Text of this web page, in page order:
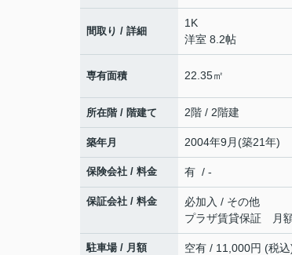
間取り / 詳細
1K
洋室 8.2帖
専有面積 22.35㎡
所在階 / 階建て 2階 / 2階建
築年月 2004年9月(築21年)
保険会社 / 料金 有 / -
保証会社 / 料金
必加入 / その他
プラザ賃貸保証 月
駐車場 / 月額 空有 / 11,000円 (税込